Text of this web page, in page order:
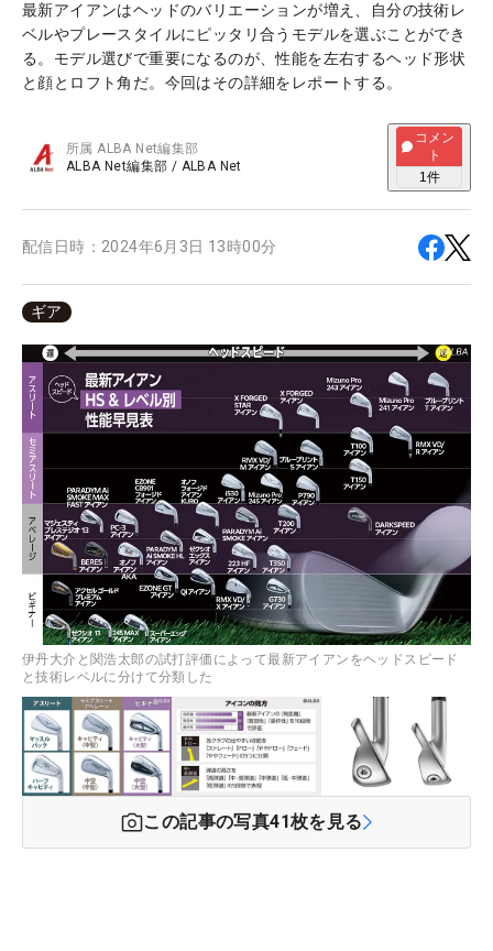
最新アイアンはヘッドのバリエーションが増え、自分の技術レ
ベルやプレースタイルにピッタリ合うモデルを選ぶことができ
る。モデル選びで重要になるのが、性能を左右するヘッド形状
と顔とロフト角だ。今回はその詳細をレポートする。
所属ALBA Net編集部
ALBA Net編集部 / ALBA Net
コメン
ト
1件
配信日時： 2024年6月3日 13時00分
ギア
伊丹大介と関浩太郎の試打評価によって最新アイアンをヘッドスピード
と技術レベルに分けて分類した
この記事の写真41枚を見る